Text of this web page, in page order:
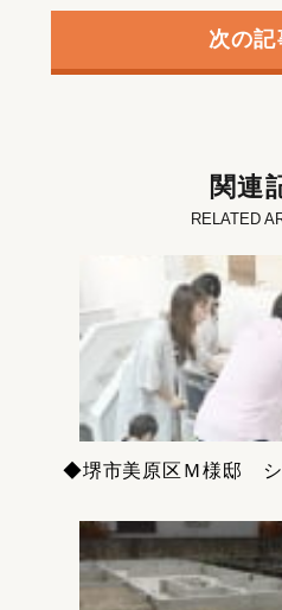
次の記
関連
RELATED
◆堺市美原区Ｍ様邸